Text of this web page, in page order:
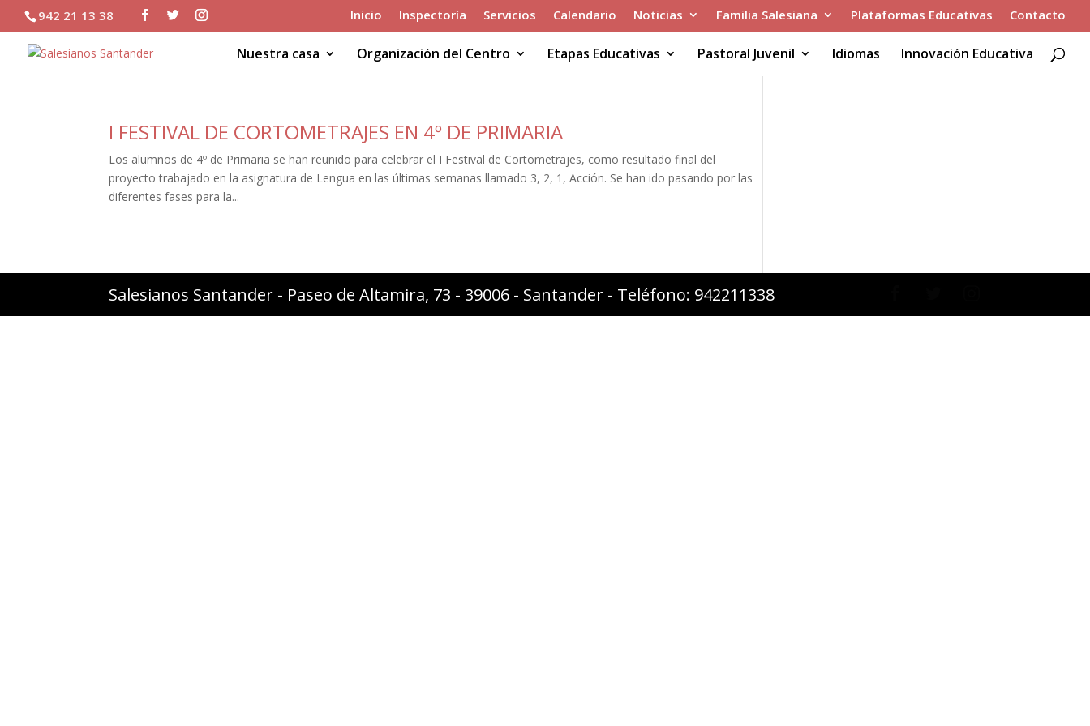
942 21 13 38 Inicio Inspectoría Servicios Calendario Noticias Familia Salesiana Plataformas Educativas Contacto
Nuestra casa Organización del Centro Etapas Educativas Pastoral Juvenil Idiomas Innovación Educativa
I FESTIVAL DE CORTOMETRAJES EN 4º DE PRIMARIA
Los alumnos de 4º de Primaria se han reunido para celebrar el I Festival de Cortometrajes, como resultado final del
proyecto trabajado en la asignatura de Lengua en las últimas semanas llamado 3, 2, 1, Acción. Se han ido pasando por las
diferentes fases para la...
Salesianos Santander - Paseo de Altamira, 73 - 39006 - Santander - Teléfono: 942211338